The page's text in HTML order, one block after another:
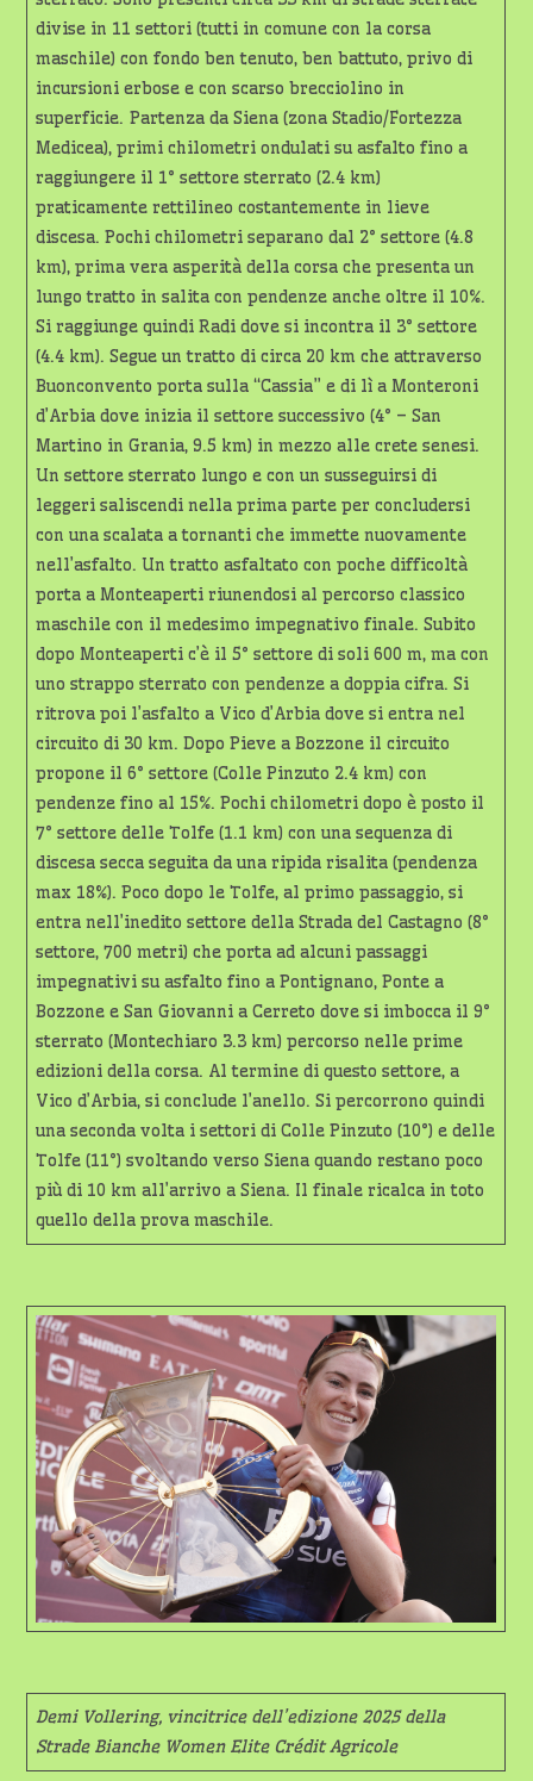
divise in 11 settori (tutti in comune con la corsa
maschile) con fondo ben tenuto, ben battuto, privo di
incursioni erbose e con scarso brecciolino in
superficie. Partenza da Siena (zona Stadio/Fortezza
Medicea), primi chilometri ondulati su asfalto fino a
raggiungere il 1° settore sterrato (2.4 km)
praticamente rettilineo costantemente in lieve
discesa. Pochi chilometri separano dal 2° settore (4.8
km), prima vera asperità della corsa che presenta un
lungo tratto in salita con pendenze anche oltre il 10%.
Si raggiunge quindi Radi dove si incontra il 3° settore
(4.4 km). Segue un tratto di circa 20 km che attraverso
Buonconvento porta sulla “Cassia” e di lì a Monteroni
d’Arbia dove inizia il settore successivo (4° – San
Martino in Grania, 9.5 km) in mezzo alle crete senesi.
Un settore sterrato lungo e con un susseguirsi di
leggeri saliscendi nella prima parte per concludersi
con una scalata a tornanti che immette nuovamente
nell’asfalto. Un tratto asfaltato con poche difficoltà
porta a Monteaperti riunendosi al percorso classico
maschile con il medesimo impegnativo finale. Subito
dopo Monteaperti c’è il 5° settore di soli 600 m, ma con
uno strappo sterrato con pendenze a doppia cifra. Si
ritrova poi l’asfalto a Vico d’Arbia dove si entra nel
circuito di 30 km. Dopo Pieve a Bozzone il circuito
propone il 6° settore (Colle Pinzuto 2.4 km) con
pendenze fino al 15%. Pochi chilometri dopo è posto il
7° settore delle Tolfe (1.1 km) con una sequenza di
discesa secca seguita da una ripida risalita (pendenza
max 18%). Poco dopo le Tolfe, al primo passaggio, si
entra nell’inedito settore della Strada del Castagno (8°
settore, 700 metri) che porta ad alcuni passaggi
impegnativi su asfalto fino a Pontignano, Ponte a
Bozzone e San Giovanni a Cerreto dove si imbocca il 9°
sterrato (Montechiaro 3.3 km) percorso nelle prime
edizioni della corsa. Al termine di questo settore, a
Vico d’Arbia, si conclude l’anello. Si percorrono quindi
una seconda volta i settori di Colle Pinzuto (10°) e delle
Tolfe (11°) svoltando verso Siena quando restano poco
più di 10 km all’arrivo a Siena. Il finale ricalca in toto
quello della prova maschile.
Demi Vollering, vincitrice dell’edizione 2025 della
Strade Bianche Women Elite Crédit Agricole